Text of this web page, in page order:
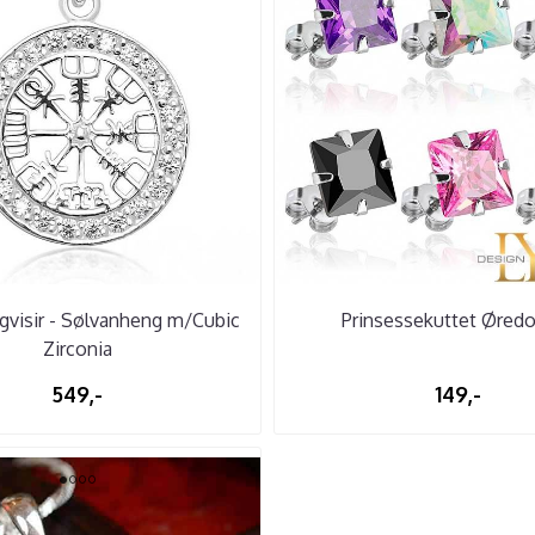
- Sølvanheng m/Cubic
Zirconia
549,-
Prinsessekuttet
149,-